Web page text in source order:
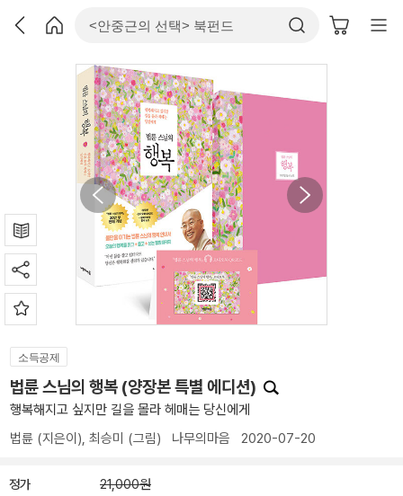
소득공제
법륜 스님의 행복 (양장본 특별 에디션)
행복해지고 싶지만 길을 몰라 헤매는 당신에게
법륜 (지은이), 최승미 (그림) 나무의마음 2020-07-20
정가 21,000원